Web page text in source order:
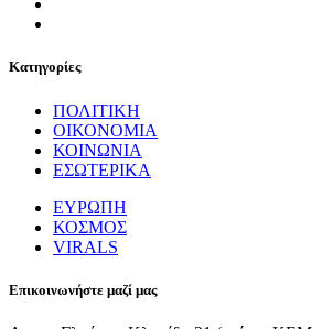
Κατηγορίες
ΠΟΛΙΤΙΚΗ
ΟΙΚΟΝΟΜΙΑ
ΚΟΙΝΩΝΙΑ
ΕΣΩΤΕΡΙΚΑ
ΕΥΡΩΠΗ
ΚΟΣΜΟΣ
VIRALS
Επικοινωνήστε μαζί μας